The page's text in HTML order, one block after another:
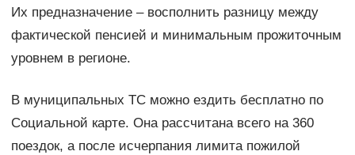
Их предназначение – восполнить разницу между
фактической пенсией и минимальным прожиточным
уровнем в регионе.
В муниципальных ТС можно ездить бесплатно по
Социальной карте. Она рассчитана всего на 360
поездок, а после исчерпания лимита пожилой